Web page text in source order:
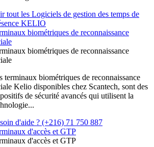
tout les Logiciels de gestion des temps de
KELIO
biométriques de reconnaissance
biométriques de reconnaissance
terminaux biométriques de reconnaissance
Kelio disponibles chez Scantech, sont des
de sécurité avancés qui utilisent la
d'aide ? (+216) 71 750 887
d'accès et GTP
d'accès et GTP